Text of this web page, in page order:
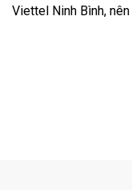
Viettel Ninh Bình, nên